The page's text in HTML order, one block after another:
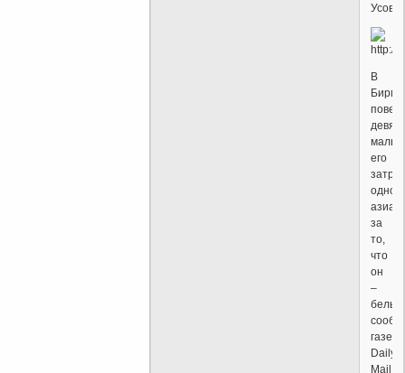
Усов)
В
его
за
то,
что
он
–
газета
Daily
Mail